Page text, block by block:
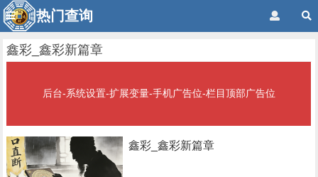
热门查询
鑫彩_鑫彩新篇章
后台-系统设置-扩展变量-手机广告位-栏目顶部广告位
鑫彩_鑫彩新篇章